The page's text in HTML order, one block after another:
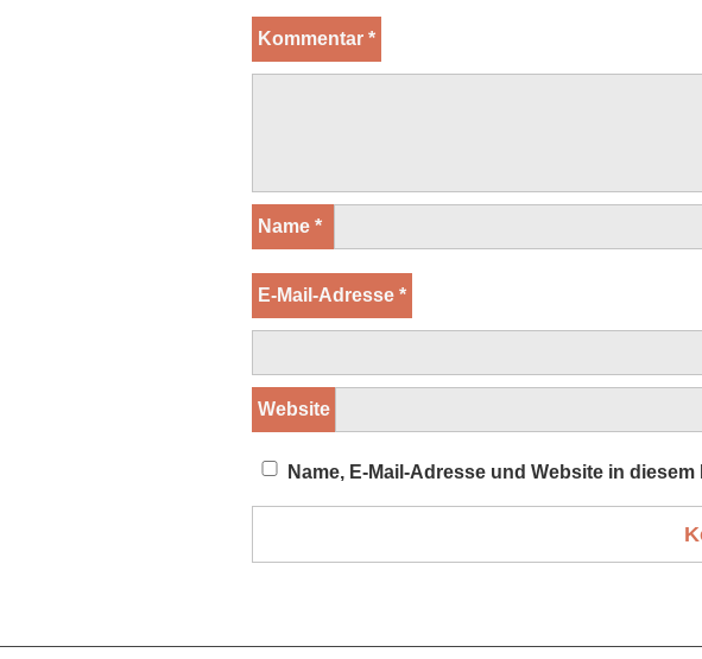
Kommentar *
Name *
E-Mail-Adresse *
Website
Name, E-Mail-Adresse und Website in